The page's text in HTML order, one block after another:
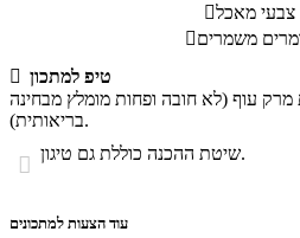
צבעי מאכל
משמרים
 טיפ למתכון
עוף (לא חובה ופחות מומלץ מבחינה
בריאותית).
 שיטת ההכנה כוללת גם טיגון.
עוד הצעות למתכונים